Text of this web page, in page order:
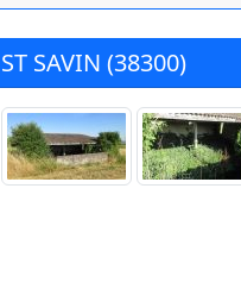
ST SAVIN (38300)